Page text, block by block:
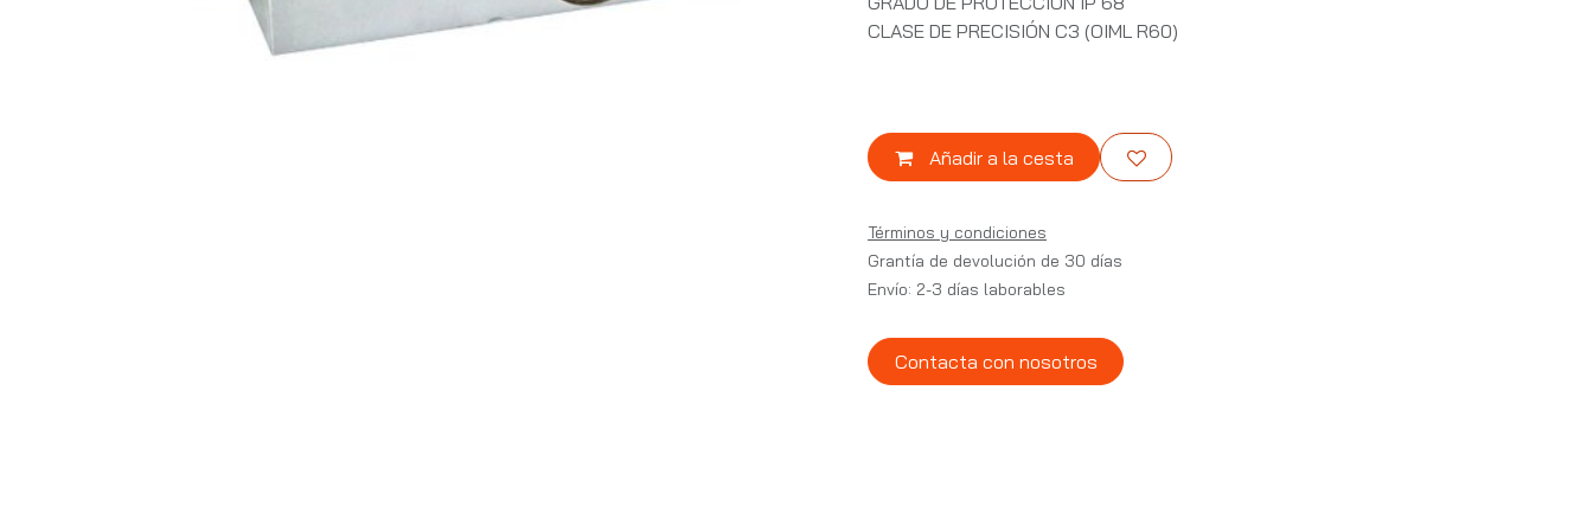
CLASE DE PRECISIÓN C3 (OIML R60)
Añadir a la cesta
Términos y condiciones
Grantía de devolución de 30 días
Envío: 2-3 días laborables
Contacta con nosotros